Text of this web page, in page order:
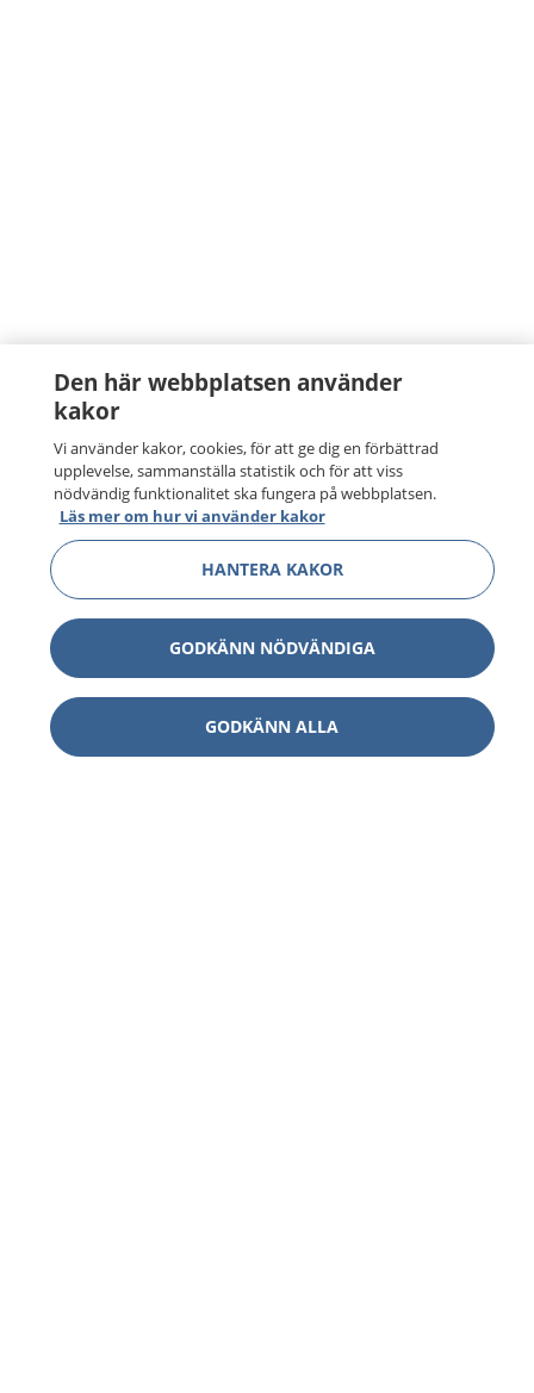
Den här webbplatsen använder
kakor
Vi använder kakor, cookies, för att ge dig en förbättrad
upplevelse, sammanställa statistik och för att viss
nödvändig funktionalitet ska fungera på webbplatsen.
Läs mer om hur vi använder kakor
HANTERA KAKOR
GODKÄNN NÖDVÄNDIGA
GODKÄNN ALLA